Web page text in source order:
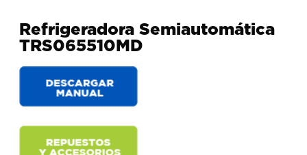
Refrigeradora Semiautomática
TRS065510MD